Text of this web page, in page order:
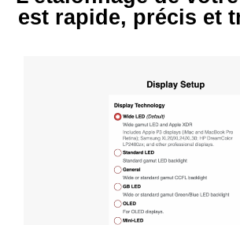
est rapide, précis et